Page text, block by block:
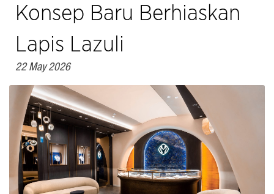
Konsep Baru Berhiaskan
Lapis Lazuli
22 May 2026